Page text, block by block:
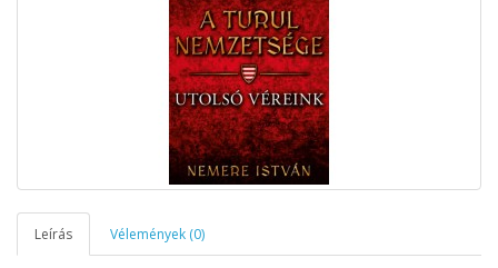
Leírás Vélemények (0)